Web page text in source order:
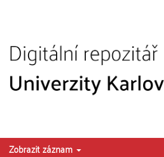
Zobrazit záznam